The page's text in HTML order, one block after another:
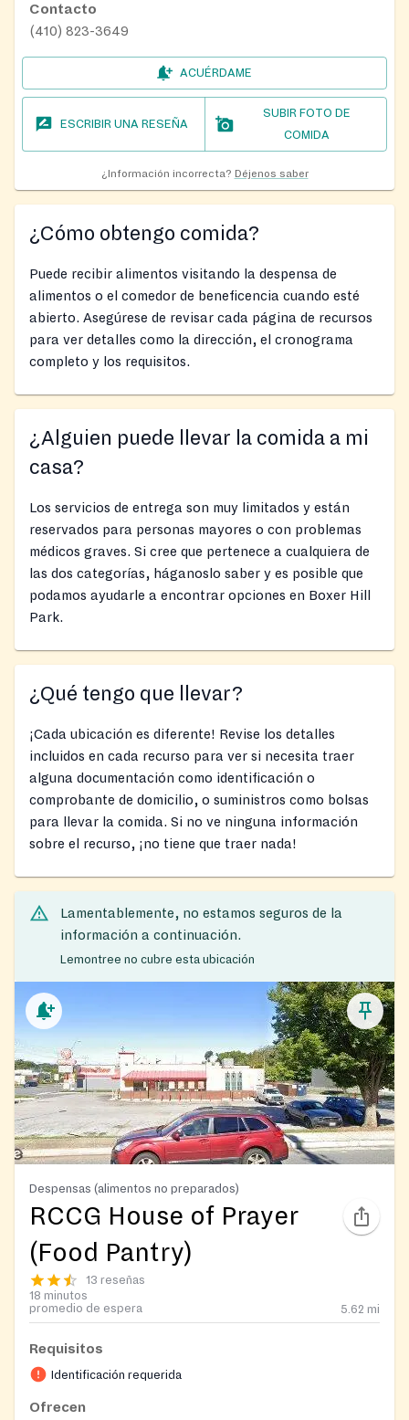
Contacto
(410) 823-3649
ACUÉRDAME
ESCRIBIR UNA RESEÑA
SUBIR FOTO DE
COMIDA
¿Información incorrecta? Déjenos saber
¿Cómo obtengo comida?
Puede recibir alimentos visitando la despensa de
alimentos o el comedor de beneficencia cuando esté
abierto. Asegúrese de revisar cada página de recursos
para ver detalles como la dirección, el cronograma
completo y los requisitos.
¿Alguien puede llevar la comida a mi
casa?
Los servicios de entrega son muy limitados y están
reservados para personas mayores o con problemas
médicos graves. Si cree que pertenece a cualquiera de
las dos categorías, háganoslo saber y es posible que
podamos ayudarle a encontrar opciones en Boxer Hill
Park.
¿Qué tengo que llevar?
¡Cada ubicación es diferente! Revise los detalles
incluidos en cada recurso para ver si necesita traer
alguna documentación como identificación o
comprobante de domicilio, o suministros como bolsas
para llevar la comida. Si no ve ninguna información
sobre el recurso, ¡no tiene que traer nada!
Lamentablemente, no estamos seguros de la
información a continuación.
Lemontree no cubre esta ubicación
Despensas (alimentos no preparados)
RCCG House of Prayer
(Food Pantry)
13 reseñas
18 minutos
promedio de espera
5.62 mi
Requisitos
Identificación requerida
Ofrecen